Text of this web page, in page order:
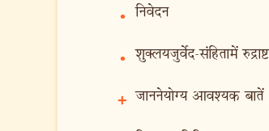
• निवेदन
• शुक्लयजुर्वेद-संहितामें
+ जाननेयोग्य आवश्यक बातें